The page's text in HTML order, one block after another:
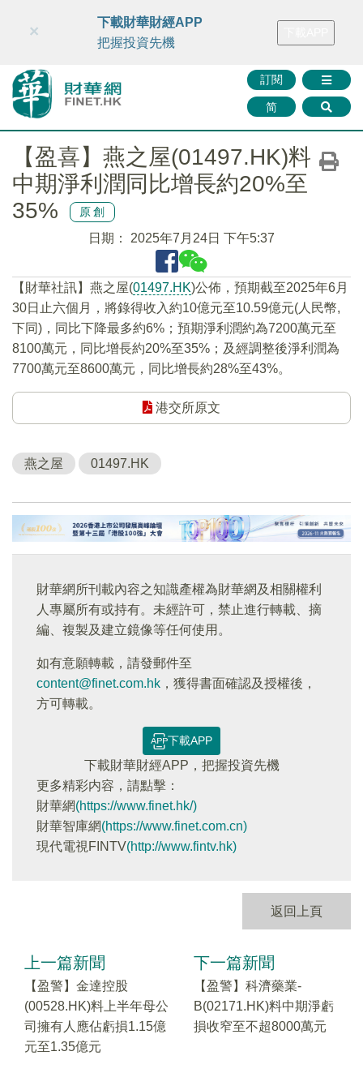
財華智庫網 FINTV FINMETA 財華證券 媒體矩陣
訂閱
简
×
下載財華財經APP
把握投資先機
【盈喜】燕之屋(01497.HK)料
中期淨利潤同比增長約20%至
35%
原創
日期： 2025年7月24日 下午5:37
【財華社訊】燕之屋(01497.HK)公佈，預期截至2025年6月
30日止六個月，將錄得收入約10億元至10.59億元(人民幣,
下同)，同比下降最多約6%；預期淨利潤約為7200萬元至
8100萬元，同比增長約20%至35%；及經調整後淨利潤為
7700萬元至8600萬元，同比增長約28%至43%。
港交所原文
燕之屋 01497.HK
財華網所刊載內容之知識產權為財華網及相關權利
人專屬所有或持有。未經許可，禁止進行轉載、摘
編、複製及建立鏡像等任何使用。
如有意願轉載，請發郵件至
content@finet.com.hk ，獲得書面確認及授權後，
方可轉載。
下載APP
下載財華財經APP，把握投資先機
更多精彩内容，請點擊：
財華網(https://www.finet.hk/)
財華智庫網(https://www.finet.com.cn)
現代電視FINTV(http://www.fintv.hk)
返回上頁
上一篇新聞
【盈警】金達控股
(00528.HK)料上半年母公
司擁有人應佔虧損1.15億
元至1.35億元
下一篇新聞
【盈警】科濟藥業-
B(02171.HK)料中期淨虧
損收窄至不超8000萬元